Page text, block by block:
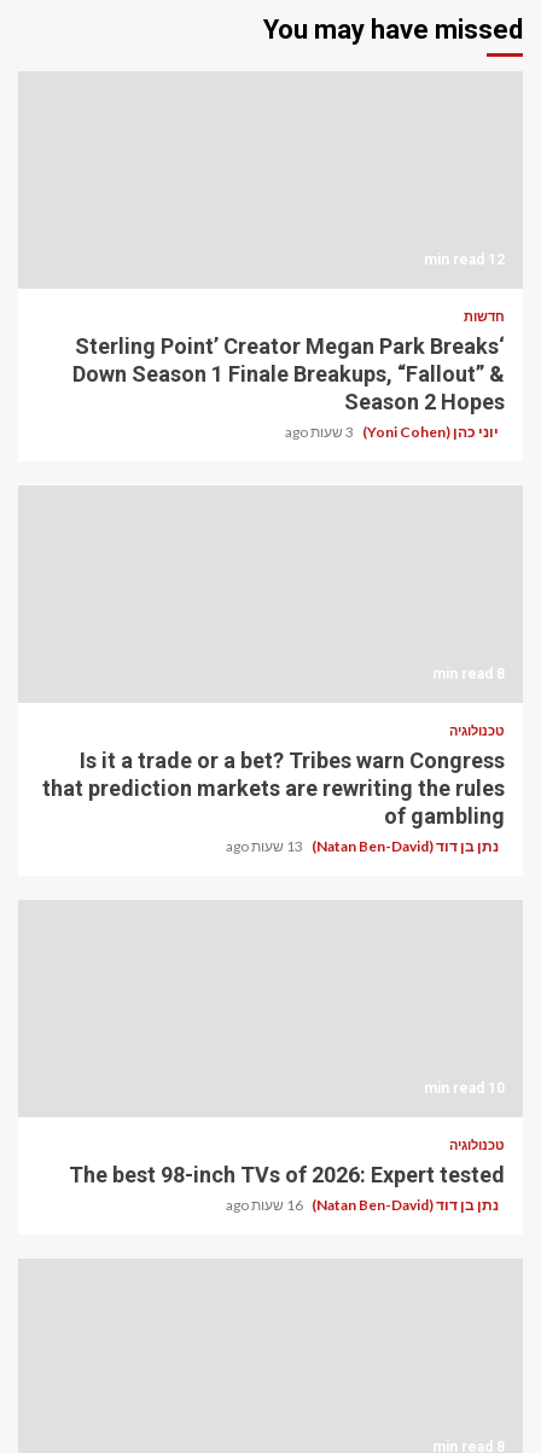
You may have missed
12 min read
חדשות
‘Sterling Point’ Creator Megan Park Breaks
Down Season 1 Finale Breakups, “Fallout” &
Season 2 Hopes
יוני כהן (Yoni Cohen) 3 שעות ago
8 min read
טכנולוגיה
Is it a trade or a bet? Tribes warn Congress
that prediction markets are rewriting the rules
of gambling
נתן בן דוד (Natan Ben-David) 13 שעות ago
10 min read
טכנולוגיה
The best 98-inch TVs of 2026: Expert tested
נתן בן דוד (Natan Ben-David) 16 שעות ago
8 min read